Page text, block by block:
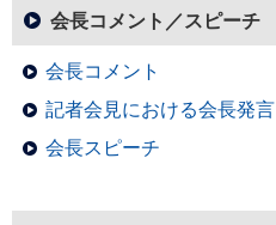
会長コメント／スピーチ
会長コメント
記者会見における会長発言
会長スピーチ